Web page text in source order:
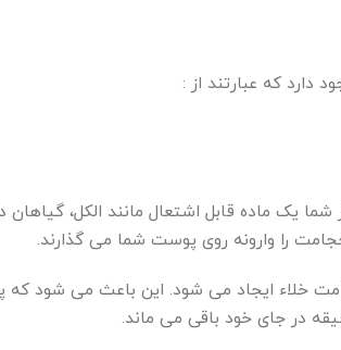
که عبارتند از :
یک ماده قابل اشتعال مانند الکل،
را وارونه روی پوست شما می گذارند.
خلاء ایجاد می شود. این باعث می شود